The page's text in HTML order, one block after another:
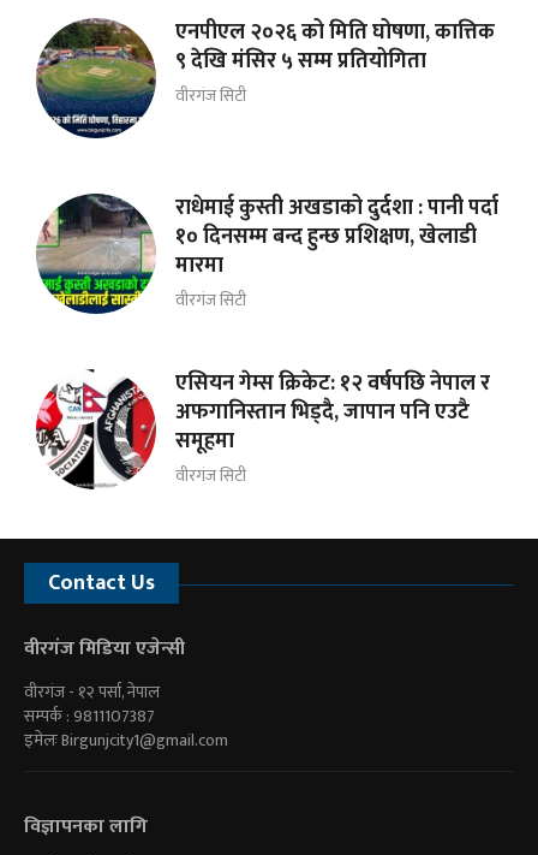
एनपीएल २०२६ को मिति घोषणा, कात्तिक
९ देखि मंसिर ५ सम्म प्रतियोगिता
वीरगंज सिटी
राधेमाई कुस्ती अखडाको दुर्दशा : पानी पर्दा
१० दिनसम्म बन्द हुन्छ प्रशिक्षण, खेलाडी
मारमा
वीरगंज सिटी
एसियन गेम्स क्रिकेट: १२ वर्षपछि नेपाल र
अफगानिस्तान भिड्दै, जापान पनि एउटै
समूहमा
वीरगंज सिटी
Contact Us
वीरगंज मिडिया एजेन्सी
वीरगंज - १२ पर्सा, नेपाल
सम्पर्क : 9811107387
इमेलःBirgunjcity1@gmail.com
विज्ञापनका लागि